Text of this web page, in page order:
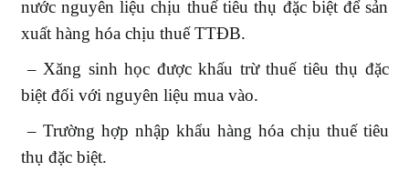
nước nguyên liệu chịu thuế tiêu thụ đặc biệt để sản
xuất hàng hóa chịu thuế TTĐB.
– Xăng sinh học được khấu trừ thuế tiêu thụ đặc
biệt đối với nguyên liệu mua vào.
– Trường hợp nhập khẩu hàng hóa chịu thuế tiêu
thụ đặc biệt.